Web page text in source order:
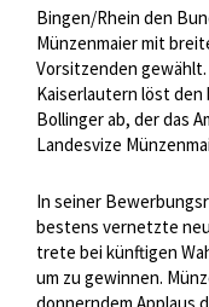
Bingen/Rhein den
Münzenmaier mit
Vorsitzenden gewählt.
Kaiserlautern löst
Bollinger ab, der das
Landesvize
In seiner
bestens vernetzte
trete bei künftigen
um zu gewinnen.